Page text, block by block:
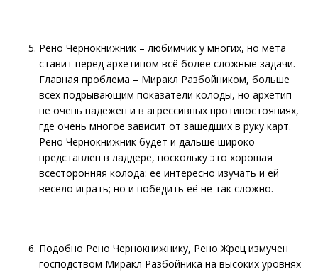
Рено Чернокнижник – любимчик у многих, но мета
ставит перед архетипом всё более сложные задачи.
Главная проблема – Миракл Разбойником, больше
всех подрывающим показатели колоды, но архетип
не очень надежен и в агрессивных противостояниях,
где очень многое зависит от зашедших в руку карт.
Рено Чернокнижник будет и дальше широко
представлен в ладдере, поскольку это хорошая
всесторонняя колода: её интересно изучать и ей
весело играть; но и победить её не так сложно.
Подобно Рено Чернокнижнику, Рено Жрец измучен
господством Миракл Разбойника на высоких уровнях